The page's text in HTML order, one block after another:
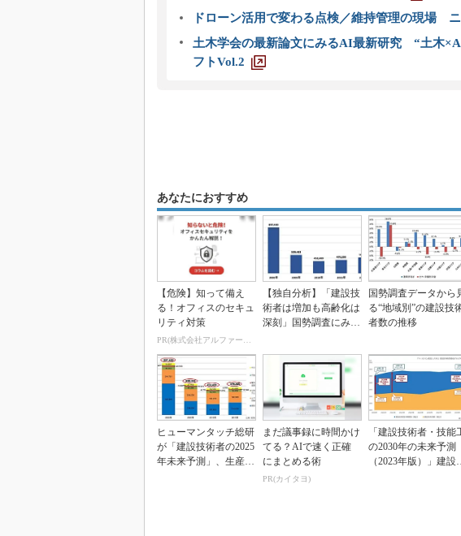
ドローン活用で変わる点検／維持管理の現場 ニ
土木学会の最新論文にみるAI最新研究 “土木
フトVol.2
あなたにおすすめ
【危険】知って備え
る！オフィスのセキュ
リティ対策
PR(株式会社アルファーテクノ)
【独自分析】「建設技
術者は増加も高齢化は
深刻」国勢調査にみる
の...
国勢調査データから
る“地域別”の建設技
者数の推移
ヒューマンタッチ総研
が「建設技術者の2025
年未来予測」、生産性
まだ議事録に時間かけ
てる？AIで速く正確
にまとめる術
PR(カイタヨ)
「建設技術者・技能
の2030年の未来予測
（2023年版）」建設